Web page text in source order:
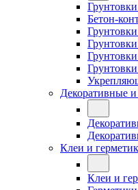
Грунтовки
Бетон-
Декоративные
Клеи и
Клеи и